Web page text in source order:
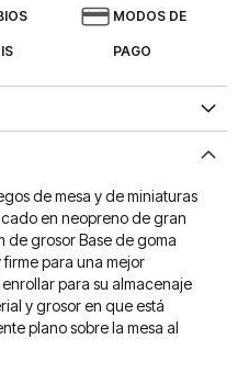
MODOS DE
PAGO
de mesa y de miniaturas
en neopreno de gran
grosor Base de goma
para una mejor
para su almacenaje
y grosor en que está
plano sobre la mesa al